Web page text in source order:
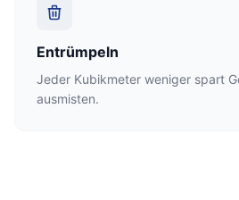
Entrümpeln
Jeder Kubikmeter weniger spart
ausmisten.